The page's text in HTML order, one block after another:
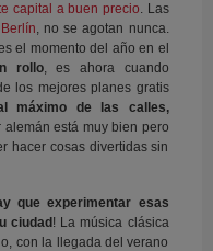
capital a buen precio. Las
Berlín, no se agotan nunca.
el momento del año en el
rollo, es ahora cuando
los mejores planes gratis
máximo de las calles,
alemán está muy bien pero
hacer cosas divertidas sin
que experimentar esas
ciudad ! La música clásica
con la llegada del verano